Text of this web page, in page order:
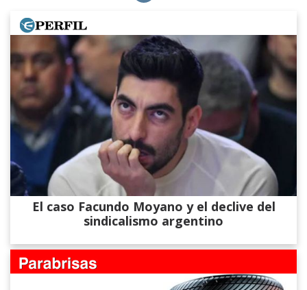
El caso Facundo Moyano y el declive del
sindicalismo argentino